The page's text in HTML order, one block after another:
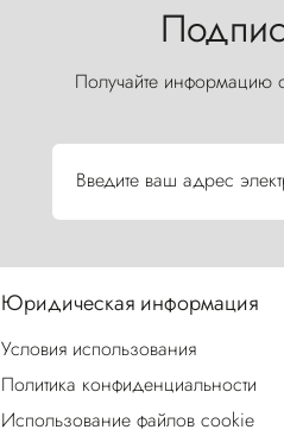
Получайте информацию
Введите ваш адрес
Юридическая информация
Условия использования
Политика конфиденциальности
Использование файлов cookie